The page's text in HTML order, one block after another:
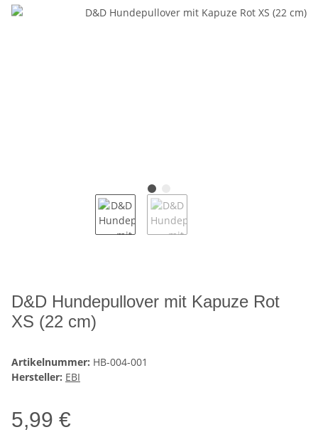
D&D Hundepullover mit Kapuze Rot
XS (22 cm)
Artikelnummer: HB-004-001
Hersteller: EBI
5,99 €